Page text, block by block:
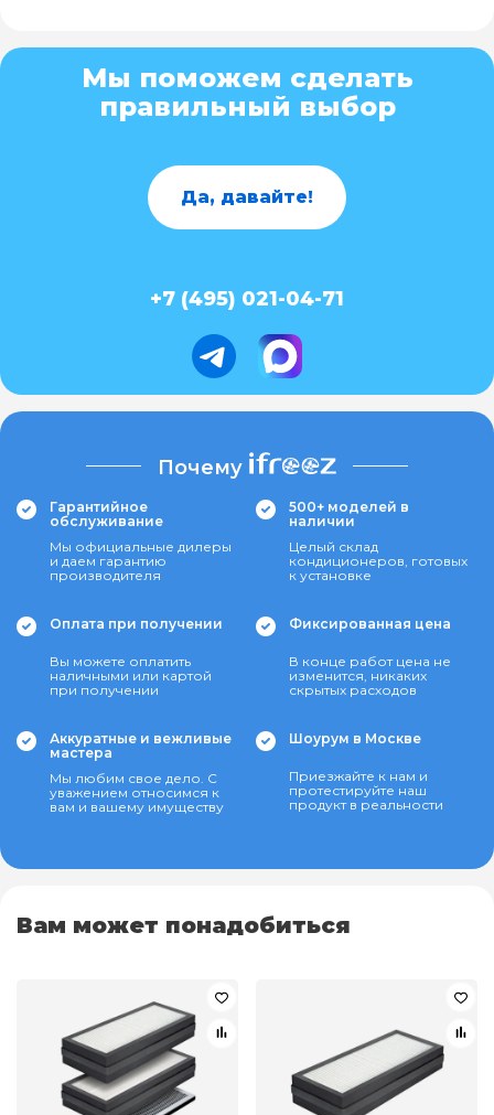
Мы поможем сделать
правильный выбор
Да, давайте!
+7 (495) 021-04-71
Почему
Гарантийное
обслуживание
Мы официальные дилеры
и даем гарантию
производителя
500+ моделей в
наличии
Целый склад
кондиционеров, готовых
к установке
Оплата при получении
Вы можете оплатить
наличными или картой
при получении
Фиксированная цена
В конце работ цена не
изменится, никаких
скрытых расходов
Аккуратные и вежливые
мастера
Мы любим свое дело. С
уважением относимся к
вам и вашему имуществу
Шоурум в Москве
Приезжайте к нам и
протестируйте наш
продукт в реальности
Вам может понадобиться